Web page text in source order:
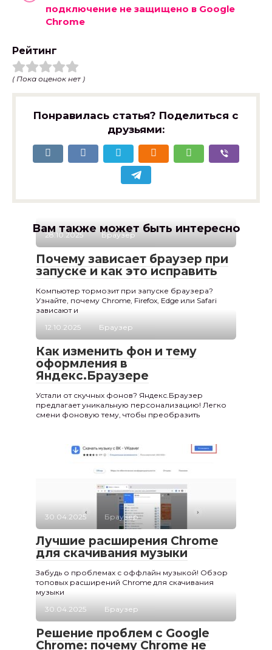
подключение не защищено в Google
Chrome
Рейтинг
( Пока оценок нет )
Понравилась статья? Поделиться с
друзьями:
Вам также может быть интересно
28.10.2025 Браузер
Почему зависает браузер при
запуске и как это исправить
Компьютер тормозит при запуске браузера?
Узнайте, почему Chrome, Firefox, Edge или Safari
зависают и
12.10.2025
Браузер
Как изменить фон и тему
оформления в
Яндекс.Браузере
Устали от скучных фонов? Яндекс.Браузер
предлагает уникальную персонализацию! Легко
смени фоновую тему, чтобы преобразить
30.04.2025 Браузер
Лучшие расширения Chrome
для скачивания музыки
Забудь о проблемах с оффлайн музыкой! Обзор
топовых расширений Chrome для скачивания
музыки
30.04.2025
Браузер
Решение проблем с Google
Chrome: почему Chrome не